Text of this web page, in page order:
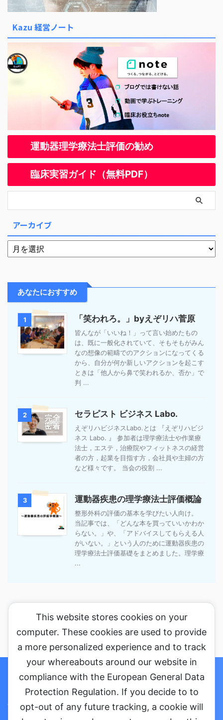
Kazu 経営ノート
運動器理学療法士評価の勧め
臨床実習ガイド（無料PDF）
アーカイブ
あなたにおすすめ
1 「笑われろ。」byえぞリハ菅原
皆んなが「いいね！」って言い始めたもの
は、既に一般化されていて、そもそもがみん
なの想像の範疇でのアクションになってくる
から、自分が何か新しいアクションを起こす
ときは「他人から鼻で笑われるか、否か」で
判 ...
2 セラピスト ビジネス Labo.
えぞリハビジネスLabo.とは 『えぞリハビジ
ネス Labo. 』 参加者は理学療法士や作業療
法士，エステ，治療院やフィットネスの経営
者の方，起業を目指す方，会社員や主婦の方
など様々です。 当会の役割 ...
3 運動器疾患の理学療法士評価概論
整形外科の評価の基本を学びたい人向け。
当記事では、「どんな本を買っていいかわか
らない。」や、「アドバイスしてもらえる人
がいない。」という人のために運動器疾患の
理学療法士評価基礎をまとめました。理学療
...
セミナーに参加する お問い合わせ・ご依頼
プライバシーポリシー
会社概要
This website stores cookies on your
computer. These cookies are used to provide
a more personalized experience and to track
your whereabouts around our website in
compliance with the European General Data
Protection Regulation. If you decide to to
opt-out of any future tracking, a cookie will